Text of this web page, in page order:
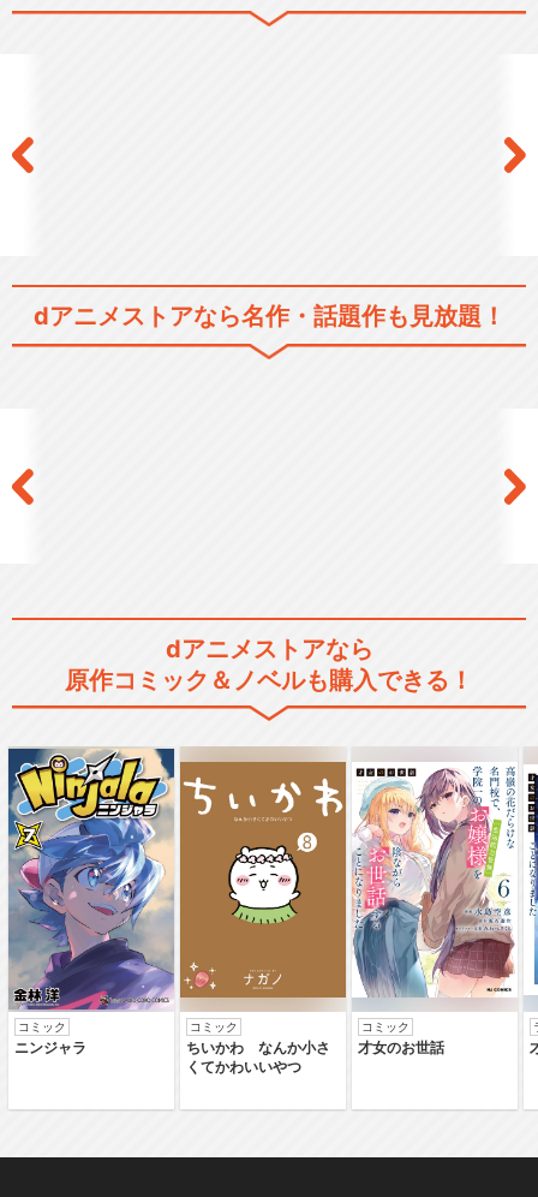
dアニメストアなら名作・話題作も見放題！
dアニメストアなら
原作コミック＆ノベルも購入できる！
コミック
ニンジャラ
コミック
ちいかわ なんか小さ
くてかわいいやつ
コミック
才女のお世話